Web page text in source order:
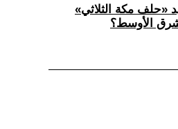
«حلف مكة الثلاثي»
الأوسط؟